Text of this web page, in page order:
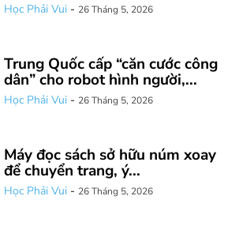
Học Phải Vui - 26 Tháng 5, 2026
Trung Quốc cấp “căn cước công
dân” cho robot hình người,...
Học Phải Vui - 26 Tháng 5, 2026
Máy đọc sách sở hữu núm xoay
để chuyển trang, ý...
Học Phải Vui - 26 Tháng 5, 2026